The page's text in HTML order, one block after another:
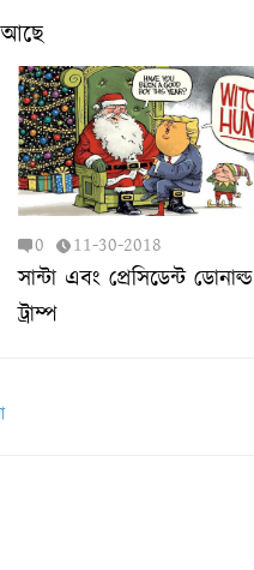
0 11-30-2018
সান্টা এবং প্রেসিডেন্ট ডোনাল্ড
ট্রাম্প